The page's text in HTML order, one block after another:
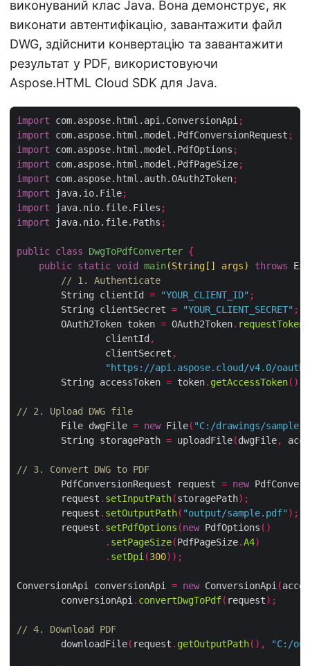
виконуваний клас Java. Вона демонструє, як
виконати автентифікацію, завантажити файл
DWG, здійснити конвертацію та завантажити
результат у PDF, використовуючи
Aspose.HTML Cloud SDK для Java.
import com.aspose.html.api.ConversionApi ;
import com.aspose.html.model.PdfConversionRequest ;
import com.aspose.html.model.PdfOptions ;
import com.aspose.html.model.PdfPageSize;
import com.aspose.html.auth.OAuth2Token;
import java.io.File;
import java.nio.file.Files ;
import java.nio.file.Paths ;
public class DwgToPdfConverter {
public static void main(String [] args) throws
// 1. Authenticate
        String clientId
= "YOUR_CLIENT_ID" ;
        String clientSecret
= "YOUR_CLIENT_SECRET" ;
        OAuth2Token token
= OAuth2Token. requestToken
                clientId
,
                clientSecret
,
"https://api.aspose.cloud/v4.0/
        String accessToken
= token. getAccessToken();
// 2. Upload DWG file
        File dwgFile
= new File( "C:/drawings/
        String storagePath
= uploadFile(dwgFile,
// 3. Convert DWG to PDF
        PdfConversionRequest request
= new
        request
. setInputPath(storagePath);
        request
. setOutputPath( "output/sample.pdf" );
        request
. setPdfOptions (new PdfOptions ()
. setPageSize(PdfPageSize.A4)
. setDpi (300));
ConversionApi conversionApi = new ConversionApi (
        conversionApi
. convertDwgToPdf( request);
// 4. Download PDF
        downloadFile
( request . getOutputPath(), "C:/